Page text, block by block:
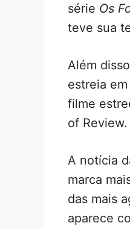
série Os
teve sua
Além
estreia em
filme
of Review.
A notícia
marca
das mais
aparece